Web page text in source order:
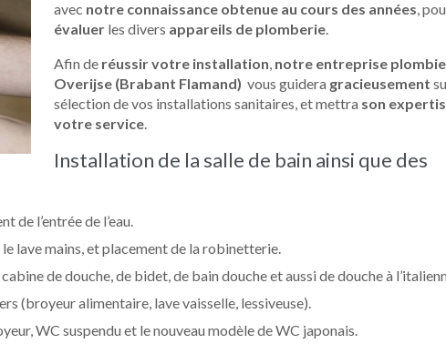
avec notre connaissance obtenue au cours des années,
évaluer les divers appareils de plomberie.
Afin de réussir votre installation, notre entreprise
Overijse (Brabant Flamand) vous guidera gracieusement
sélection de vos installations sanitaires, et mettra son
votre service.
Installation de la salle de bain ainsi que des
de l’entrée de l’eau.
lave mains, et placement de la robinetterie.
de douche, de bidet, de bain douche et aussi de douche à
(broyeur alimentaire, lave vaisselle, lessiveuse).
WC suspendu et le nouveau modèle de WC japonais.